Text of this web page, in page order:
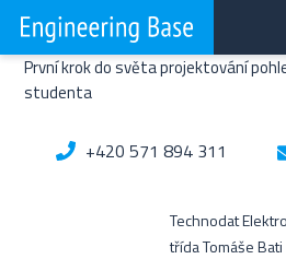
První krok do světa projektování
studenta
+420 571 894 311
Technodat
třída Tomáše